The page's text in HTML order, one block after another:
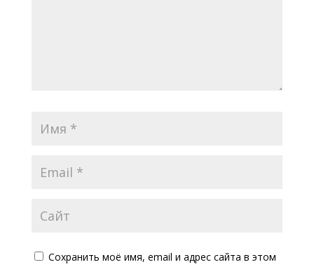
Сохранить моё имя, email и адрес сайта в этом